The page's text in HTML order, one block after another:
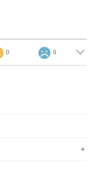
0 0